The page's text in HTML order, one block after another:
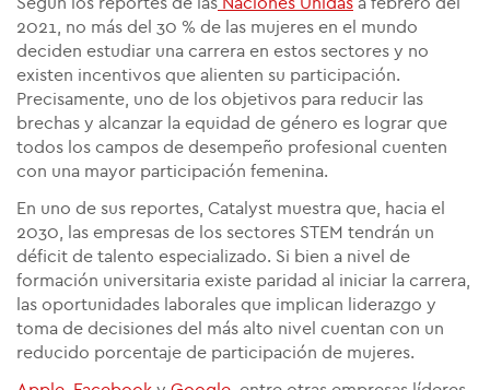
Según los reportes de las Naciones Unidas a febrero del
2021, no más del 30 % de las mujeres en el mundo
deciden estudiar una carrera en estos sectores y no
existen incentivos que alienten su participación.
Precisamente, uno de los objetivos para reducir las
brechas y alcanzar la equidad de género es lograr que
todos los campos de desempeño profesional cuenten
con una mayor participación femenina.
En uno de sus reportes, Catalyst muestra que, hacia el
2030, las empresas de los sectores STEM tendrán un
déficit de talento especializado. Si bien a nivel de
formación universitaria existe paridad al iniciar la carrera,
las oportunidades laborales que implican liderazgo y
toma de decisiones del más alto nivel cuentan con un
reducido porcentaje de participación de mujeres.